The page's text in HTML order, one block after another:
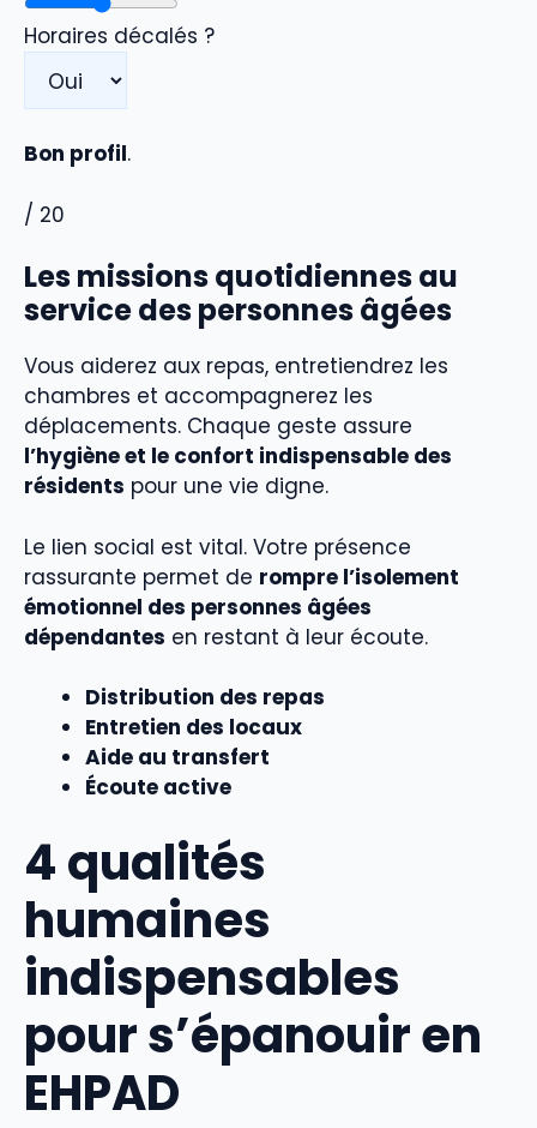
Horaires décalés ?
Bon profil.
/ 20
Les missions quotidiennes au
service des personnes âgées
Vous aiderez aux repas, entretiendrez les
chambres et accompagnerez les
déplacements. Chaque geste assure
l’hygiène et le confort indispensable des
résidents pour une vie digne.
Le lien social est vital. Votre présence
rassurante permet de rompre l’isolement
émotionnel des personnes âgées
dépendantes en restant à leur écoute.
Distribution des repas
Entretien des locaux
Aide au transfert
Écoute active
4 qualités
humaines
indispensables
pour s’épanouir en
EHPAD